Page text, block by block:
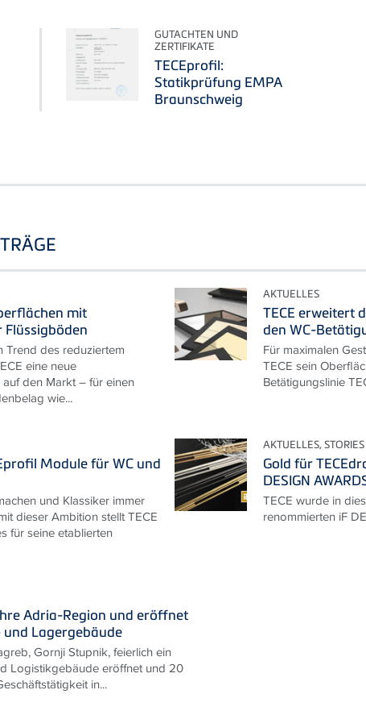
GUTACHTEN UND
ZERTIFIKATE
TECEprofil:
Statikprüfung EMPA
Braunschweig
mit
Flüssigböden
Trend des reduziertem
eine neue
den Markt – für einen
wie...
AKTUELLES
TECE erweitert
den WC-
Für maximalen
TECE sein
Betätigungslinie
Module für WC und
und Klassiker immer
dieser Ambition stellt TECE
für seine etablierten
AKTUELLES, STORIES
Gold für
DESIGN
TECE wurde in
renommierten iF
Adria-Region und eröffnet
und Lagergebäude
Gornji Stupnik, feierlich ein
Logistikgebäude eröffnet und 20
in...